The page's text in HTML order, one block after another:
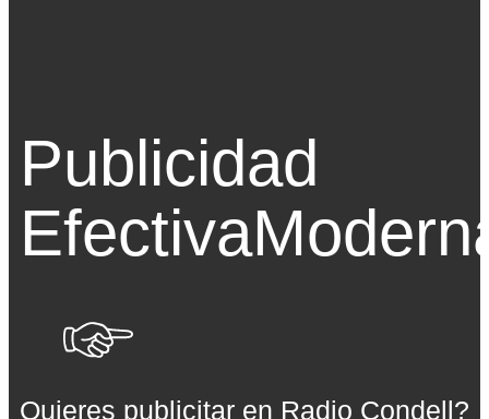
Publicidad
Efectiva
Quieres publicitar en Radio Condell?